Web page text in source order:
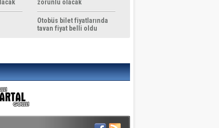
zorunlu olacak
Otobüs bilet fiyatlarında
tavan fiyat belli oldu